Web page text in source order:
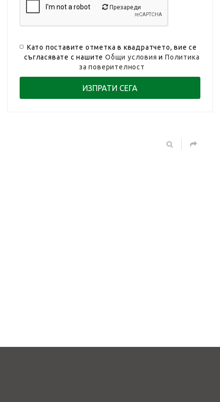
Презареди
Като поставите отметка в квадратчето, вие се
съгласявате с нашитеОбщи условия иПолитика
за поверителност